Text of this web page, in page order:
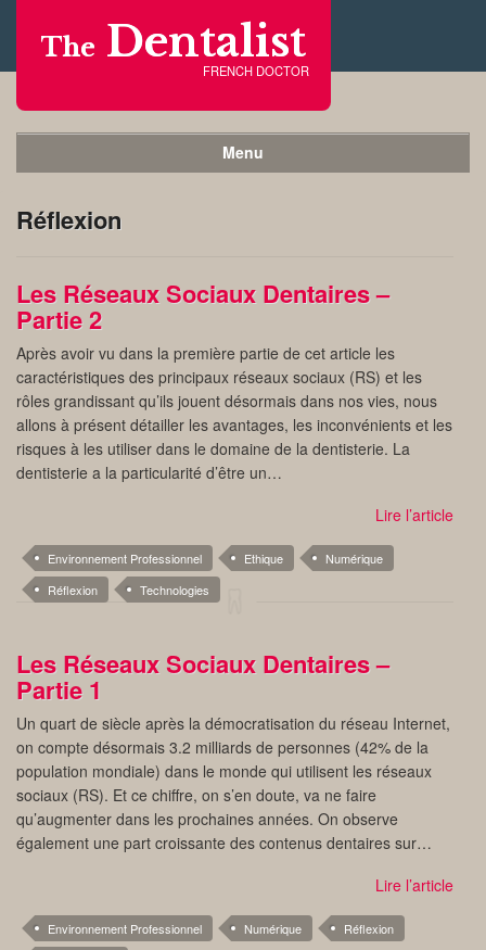
The Dentalist
FRENCH DOCTOR
Menu
Réflexion
Les Réseaux Sociaux Dentaires –
Partie 2
Après avoir vu dans la première partie de cet article les
caractéristiques des principaux réseaux sociaux (RS) et les
rôles grandissant qu’ils jouent désormais dans nos vies, nous
allons à présent détailler les avantages, les inconvénients et les
risques à les utiliser dans le domaine de la dentisterie. La
dentisterie a la particularité d’être un…
Lire l’article
Environnement Professionnel Ethique
Numérique
Réflexion
Technologies
Les Réseaux Sociaux Dentaires –
Partie 1
Un quart de siècle après la démocratisation du réseau Internet,
on compte désormais 3.2 milliards de personnes (42% de la
population mondiale) dans le monde qui utilisent les réseaux
sociaux (RS). Et ce chiffre, on s’en doute, va ne faire
qu’augmenter dans les prochaines années. On observe
également une part croissante des contenus dentaires sur…
Lire l’article
Environnement Professionnel Numérique
Réflexion